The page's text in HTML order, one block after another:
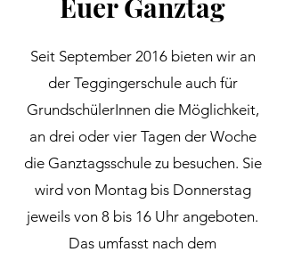
Euer Ganztag
Seit September 2016 bieten wir an
der Teggingerschule auch für
GrundschülerInnen die Möglichkeit,
an drei oder vier Tagen der Woche
die Ganztagsschule zu besuchen. Sie
wird von Montag bis Donnerstag
jeweils von 8 bis 16 Uhr angeboten.
Das umfasst nach dem